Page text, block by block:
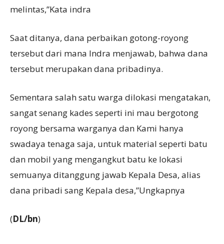
melintas,”Kata indra
Saat ditanya, dana perbaikan gotong-royong
tersebut dari mana Indra menjawab, bahwa dana
tersebut merupakan dana pribadinya.
Sementara salah satu warga dilokasi mengatakan,
sangat senang kades seperti ini mau bergotong
royong bersama warganya dan Kami hanya
swadaya tenaga saja, untuk material seperti batu
dan mobil yang mengangkut batu ke lokasi
semuanya ditanggung jawab Kepala Desa, alias
dana pribadi sang Kepala desa,”Ungkapnya
(DL/bn)